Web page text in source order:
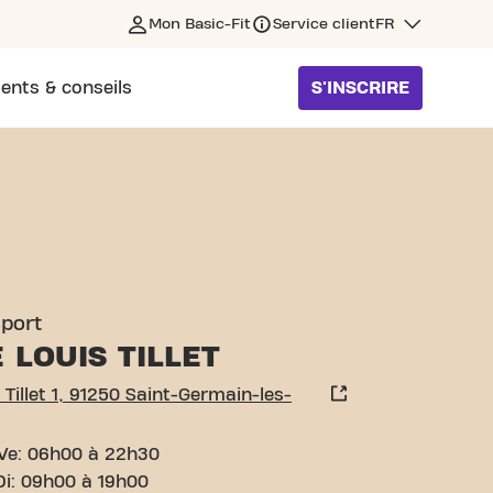
Mon Basic-Fit Service client FR
& conseils S'INSCRIRE
LES-CORBEIL
LOUIS TILLET
Tillet 1, 91250 Saint-Germain-les-
06h00 à 22h30
09h00 à 19h00